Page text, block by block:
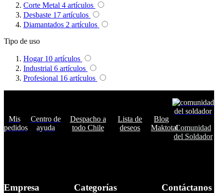
Corte Metal 4 artículos
Desbaste 17 artículos
Diamantados 2 artículos
Tipo de uso
Hogar 10 artículos
Industrial 6 artículos
Profesional 16 artículos
Mis
pedidos
Centro de
ayuda
Despacho a
todo Chile
Lista de
deseos
Blog
MaktotalComunidad
del Soldador
Empresa Categorías Contáctanos